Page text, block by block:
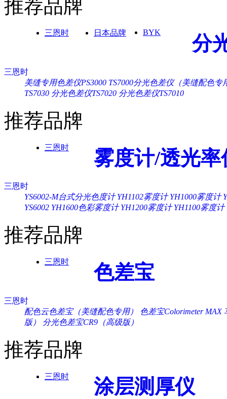
推荐品牌
三恩时 日本品牌 BYK 分
三恩时
美缝专用色差仪PS3000 TS7000分光色差仪（美缝配色专
TS7030 分光色差仪TS7020 分光色差仪TS7010
推荐品牌
三恩时 雾度计/透光率
三恩时
YS6002-M台式分光色度计 YH1102雾度计 YH1000雾度计
YS6002 YH1600色彩雾度计 YH1200雾度计 YH1100雾度计
推荐品牌
三恩时 色差宝
三恩时
配色云色差宝（美缝配色专用）
色差宝Colorimeter MAX
版）
分光色差宝CR9（高级版）
推荐品牌
三恩时 涂层测厚仪